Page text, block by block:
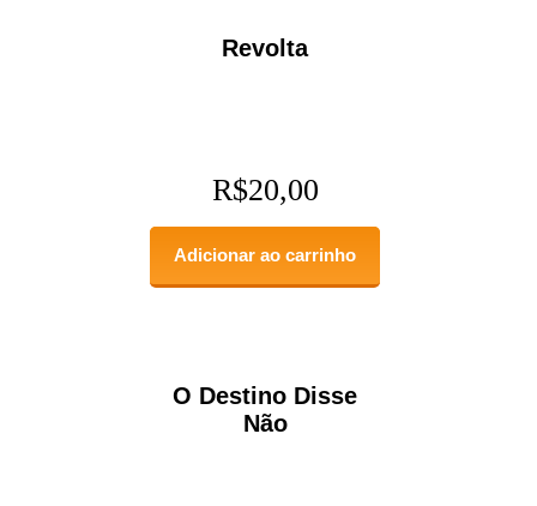
Revolta
R$20,00
Adicionar ao carrinho
O Destino Disse
Não